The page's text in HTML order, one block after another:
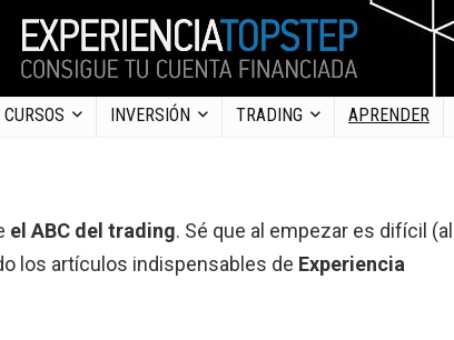
CURSOS INVERSIÓN TRADING APRENDER
el ABC del trading. Sé que al empezar es difícil (al
los artículos indispensables de Experiencia